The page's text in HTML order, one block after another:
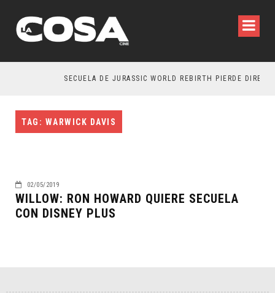
SECUELA DE JURASSIC WORLD REBIRTH PIERDE
TAG: WARWICK DAVIS
02/05/2019
WILLOW: RON HOWARD QUIERE SECUELA
CON DISNEY PLUS